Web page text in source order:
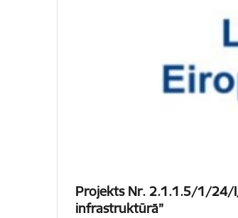
Projekts Nr. 2.1.1.5/1/24/
infrastruktūrā”